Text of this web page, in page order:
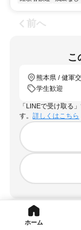
前へ
こ
熊本県 / 健軍
学生歓迎
「LINEで受け取る
す。 詳しくはこちら
ホーム